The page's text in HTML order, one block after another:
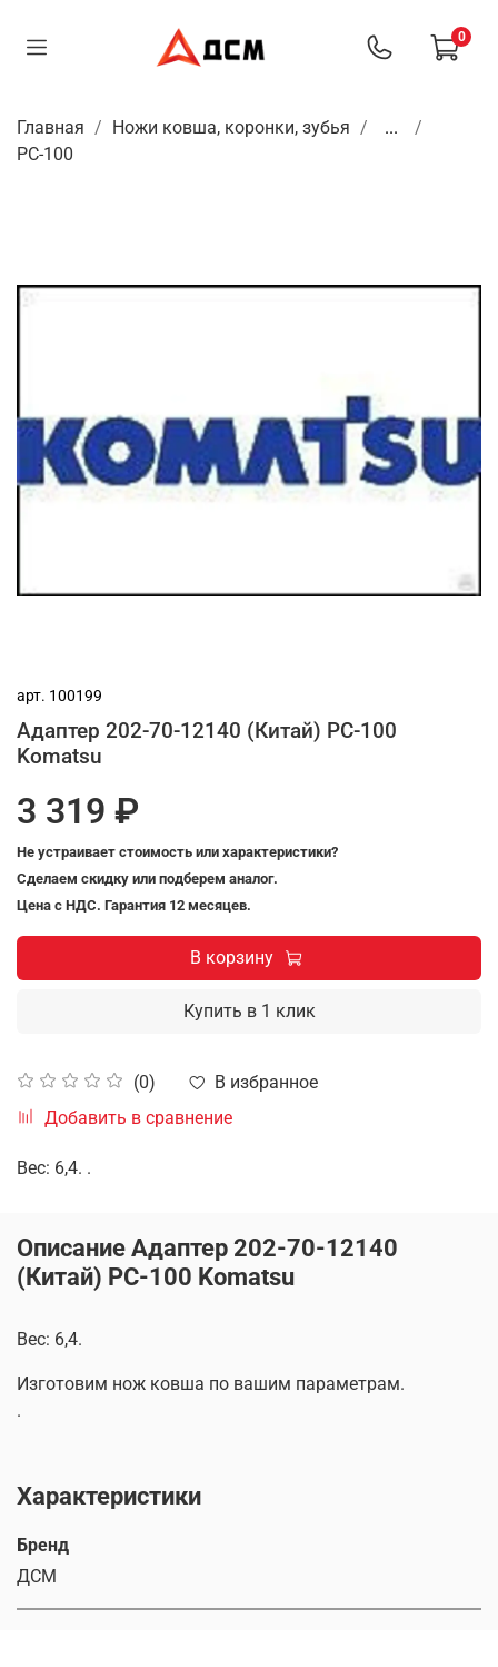
0
Главная Ножи ковша, коронки, зубья
...
PC-100
арт. 100199
Адаптер 202-70-12140 (Китай) PC-100
Komatsu
(0)
В избранное
Добавить в сравнение
3 319 ₽
Не устраивает стоимость или характеристики?
Сделаем скидку или подберем аналог.
Цена с НДС. Гарантия 12 месяцев.
В корзину
Купить в 1 клик
Вес: 6,4. .
Описание Адаптер 202-70-12140
(Китай) PC-100 Komatsu
Вес: 6,4.
Изготовим нож ковша по вашим параметрам.
.
Характеристики
Бренд
ДСМ